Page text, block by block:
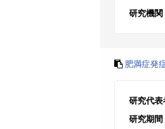
研究機関
肥満症発
研究代表
研究期間